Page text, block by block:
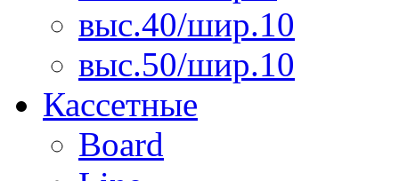
выс.40/шир.10
выс.50/шир.10
Кассетные
Board